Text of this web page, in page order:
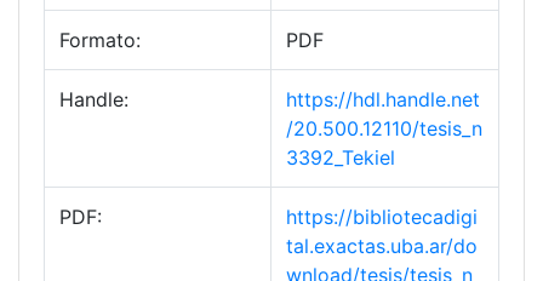
Formato: PDF
Handle:
https://hdl.handle.net
/20.500.12110/tesis_n
3392_Tekiel
PDF:
https://bibliotecadigi
tal.exactas.uba.ar/do
wnload/tesis/tesis_n